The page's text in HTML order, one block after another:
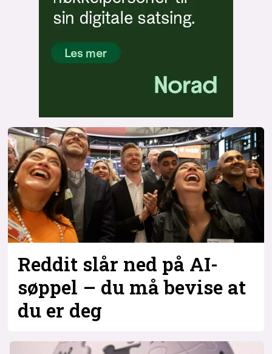
Reddit slår ned på AI-
søppel – du må bevise at
du er deg
Bluesky
Facebook
annonsepriser
Bli firmapartner